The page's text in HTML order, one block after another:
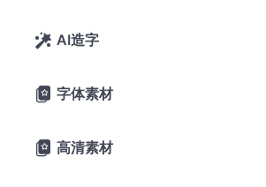
 AI造字
 字体素材
 高清素材
喃那
NomNaTong喃那宋：越南Nôm保护基金会
体